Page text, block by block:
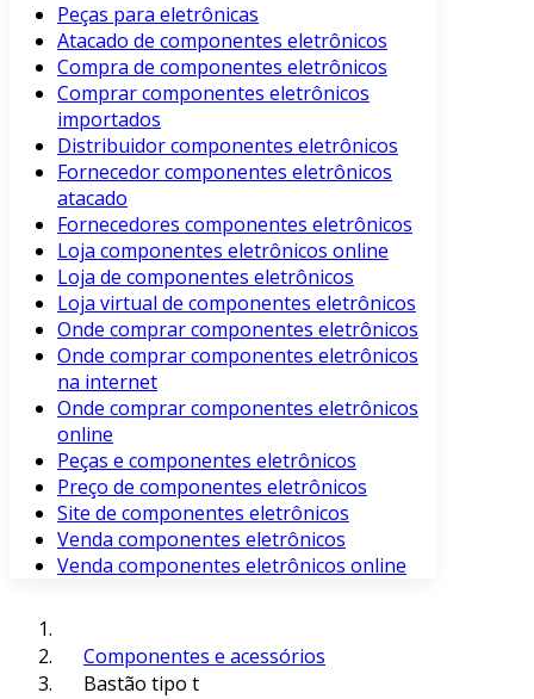
Peças para eletrônicas
Atacado de componentes eletrônicos
Compra de componentes eletrônicos
Comprar componentes eletrônicos
importados
Distribuidor componentes eletrônicos
Fornecedor componentes eletrônicos
atacado
Fornecedores componentes eletrônicos
Loja componentes eletrônicos online
Loja de componentes eletrônicos
Loja virtual de componentes eletrônicos
Onde comprar componentes eletrônicos
Onde comprar componentes eletrônicos
na internet
Onde comprar componentes eletrônicos
online
Peças e componentes eletrônicos
Preço de componentes eletrônicos
Site de componentes eletrônicos
Venda componentes eletrônicos
Venda componentes eletrônicos online
Componentes e acessórios
Bastão tipo t